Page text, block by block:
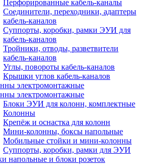
Перфорированные кабель-каналы
Соединители, переходники, адаптеры
кабель-каналов
Суппорты, коробки, рамки ЭУИ для
кабель-каналов
Тройники, отводы, разветвители
кабель-каналов
Углы, повороты кабель-каналов
Крышки углов кабель-каналов
электромонтажные
электромонтажные
Блоки ЭУИ для колонн, комплектные
Колонны
Крепёж и оснастка для колонн
Мини-колонны, боксы напольные
Мобильные стойки и мини-колонны
Суппорты, коробки, рамки для ЭУИ
напольные и блоки розеток